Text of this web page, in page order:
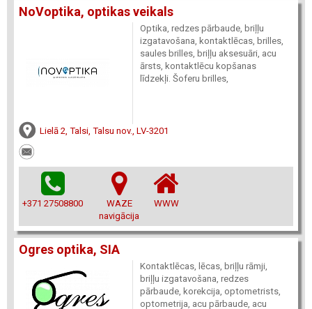
NoVoptika, optikas veikals
Optika, redzes pārbaude, briļļu
izgatavošana, kontaktlēcas, brilles,
saules brilles, briļļu aksesuāri, acu
ārsts, kontaktlēcu kopšanas
līdzekļi. Šoferu brilles,
Lielā 2, Talsi, Talsu nov., LV-3201
+371 27508800
WAZE
navigācija
WWW
Ogres optika, SIA
Kontaktlēcas, lēcas, briļļu rāmji,
briļļu izgatavošana, redzes
pārbaude, korekcija, optometrists,
optometrija, acu pārbaude, acu